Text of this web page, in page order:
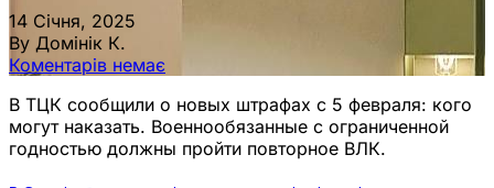
14 Січня, 2025
By Домінік К.
Коментарів немає
В ТЦК сообщили о новых штрафах с 5 февраля: кого
могут наказать. Военнообязанные с ограниченной
годностью должны пройти повторное ВЛК.